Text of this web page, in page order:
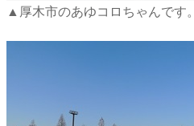
▲厚木市のあゆコロちゃんです。